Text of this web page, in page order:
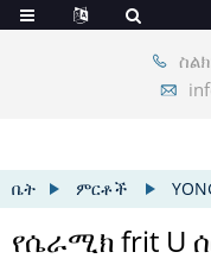
ቤት ምርቶች
የሴራሚክ frit U